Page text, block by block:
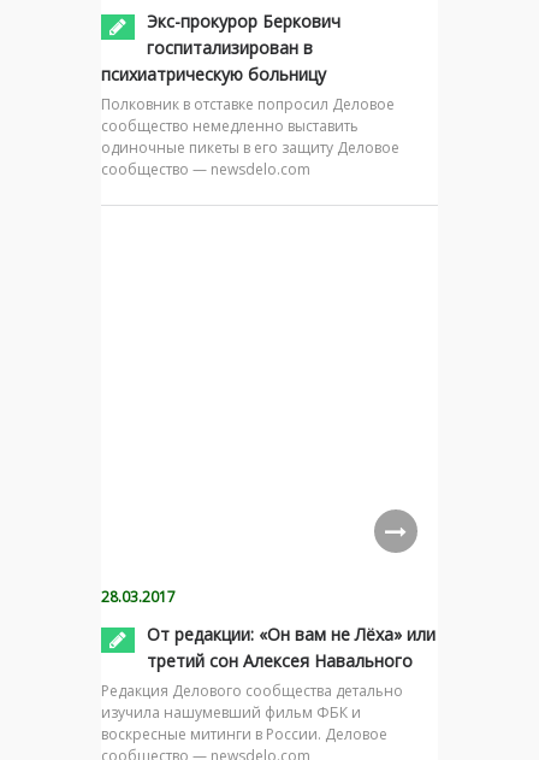
Экс-прокурор Беркович
госпитализирован в
психиатрическую больницу
Полковник в отставке попросил Деловое
сообщество немедленно выставить
одиночные пикеты в его защиту Деловое
сообщество — newsdelo.com
28.03.2017
От редакции: «Он вам не Лёха» или
третий сон Алексея Навального
Редакция Делового сообщества детально
изучила нашумевший фильм ФБК и
воскресные митинги в России. Деловое
сообщество — newsdelo.com